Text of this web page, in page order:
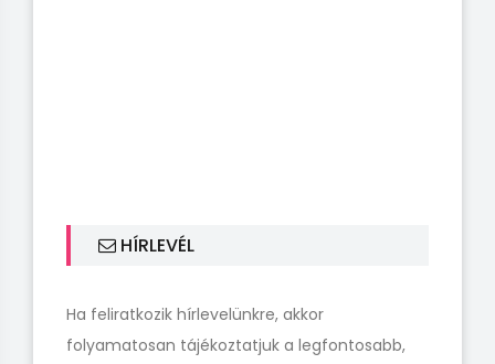
HÍRLEVÉL
Ha feliratkozik hírlevelünkre, akkor
folyamatosan tájékoztatjuk a legfontosabb,